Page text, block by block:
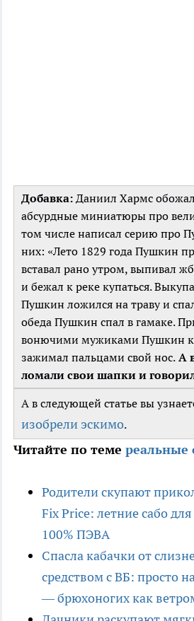
Добавка: Даниил Хармс
абсурдные миниатюры про
том числе написал серию про
них: «Лето 1829 года Пушкин
вставал рано утром, выпивал
и бежал к реке купаться.
Пушкин ложился на траву и
обеда Пушкин спал в гамаке.
вонючими мужиками Пушкин
зажимал пальцами свой нос. А
ломали свои шапки и
А в следующей статье вы
изобрели эскимо.
Читайте по теме реальные
Родители скупают
Fix Price: летние сабо
100% ПЭВА
Спасла кабачки от
средством с ВБ: просто
— брюхоногих как